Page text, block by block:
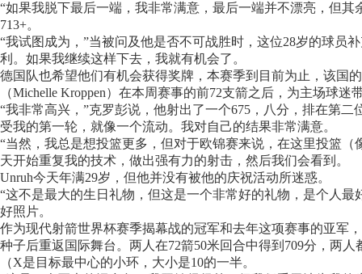
“如果我脱下最后一端，我非常满意，最后一端并不漂亮，但其
713+。
“我试图成为，”当被问及他是否不可战胜时，这位28岁的球员
利。如果我继续这样下去，我就有机会了。
德国队也希望他们有机会获得奖牌，本赛季到目前为止，该国
（Michelle Kroppen）在本周赛事的前72支箭之后，为主场球
“我非常高兴，”克罗彭说，他射出了一个675，八分，排在第
受我的第一轮，就像一个流动。我对自己的结果非常满意。
“当然，我总是想投篮更多，但对于欧锦赛来说，在这里投篮
天开始重复我的技术，做出强有力的射击，然后我们会看到。
Unruh今天年满29岁，但他并没有被他的庆祝活动所迷惑。
“这不是最大的生日礼物，但这是一个非常好的礼物，是个人
好照片。
作为现代射箭世界杯赛季揭幕战的冠军和去年这项赛事的亚军
种子后重返国际舞台。两人在72箭50米回合中得到709分，两
（X是目标最中心的小环，大小是10的一半。